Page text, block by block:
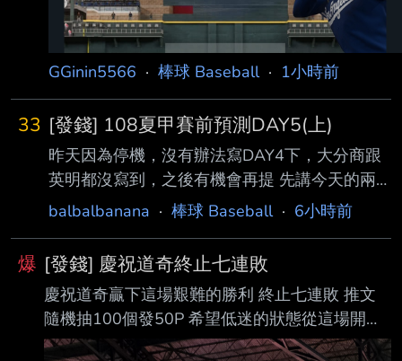
GGinin5566 · 棒球 Baseball· 1小時前
33 [發錢] 108夏甲賽前預測DAY5(上)
昨天因為停機，沒有辦法寫DAY4下，大分商跟
英明都沒寫到，之後有機會再提 先講今天的兩
場比賽 第1試合：新田（愛媛） vs 花卷東（岩
我看好花卷東，但沒有拉到七成以上。新田今年
其實不能小看，春季四國大會曾先後 擊敗英
明、高知商奪冠，證明他們面對甲子園等級球隊
也有競爭力；夏季愛媛大會前段更 曾打出15：
0、8：0的大比分。 不過花卷東整體的投手深
balbalbanana · 棒球 Baseball· 6小時前
爆 [發錢] 慶祝道奇終止七連敗
慶祝道奇贏下這場艱難的勝利 終止七連敗 推文
隨機抽100個發50P 希望低迷的狀態從這場開始
觸底反彈 道奇加油！！！ --